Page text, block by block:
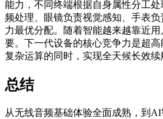
能力，不同终端根据自身属性分工
频处理、眼镜负责视觉感知、手表
力最优分配。随着智能越来越靠近
要。下一代设备的核心竞争力是超
复杂运算的同时，实现全天候长效续
总结
从无线音频基础体验全面成熟，到